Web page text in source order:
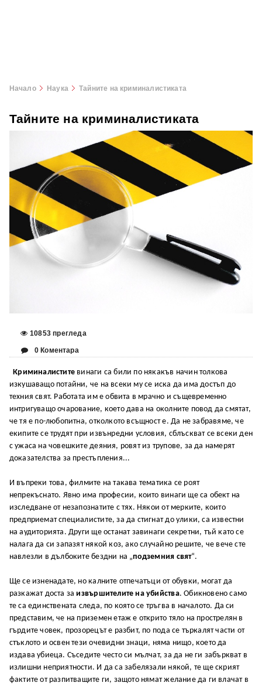
Начало Наука Тайните на криминалистиката
Тайните на криминалистиката
10853 прегледа
0 Коментара
Криминалистите винаги са били по някакъв начин толкова
изкушаващо потайни, че на всеки му се иска да има достъп до
техния свят. Работата им е обвита в мрачно и същевременно
интригуващо очарование, което дава на околните повод да смятат,
че тя е по-любопитна, отколкото всъщност е. Да не забравяме, че
екипите се трудят при извънредни условия, сблъскват се всеки ден
с ужаса на човешките деяния, ровят из трупове, за да намерят
доказателства за престъпления...
И въпреки това, филмите на такава тематика се роят
непрекъснато. Явно има професии, които винаги ще са обект на
изследване от незапознатите с тях. Някои от мерките, които
предприемат специалистите, за да стигнат до улики, са известни
на аудиторията. Други ще останат завинаги секретни, тъй като се
налага да си запазят някой коз, ако случайно решите, че вече сте
навлезли в дълбоките бездни на „подземния свят“.
Ще се изненадате, но калните отпечатъци от обувки, могат да
разкажат доста заизвършителите на убийства. Обикновено само
те са единствената следа, по която се тръгва в началото. Да си
представим, че на приземен етаж е открито тяло на прострелян в
гърдите човек, прозорецът е разбит, по пода се търкалят части от
стъклото и освен тези очевидни знаци, няма нищо, което да
издава убиеца. Съседите често си мълчат, за да не ги забъркват в
излишни неприятности. И да са забелязали някой, те ще скрият
фактите от разпитващите ги, защото нямат желание да ги влачат в